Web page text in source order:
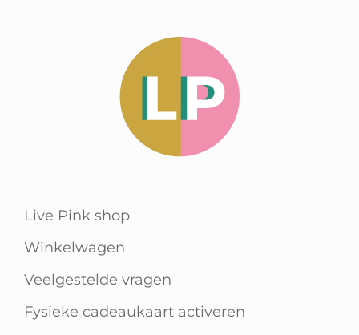
Live Pink shop
Winkelwagen
Veelgestelde vragen
Fysieke cadeaukaart activeren